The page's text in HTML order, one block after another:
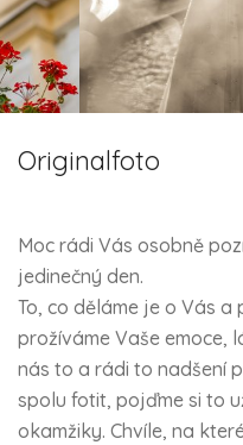
Originalfoto
Moc rádi Vás osobně
jedinečný den.
To, co děláme je o Vás
prožíváme Vaše emoce,
nás to a rádi to nadšení
spolu fotit, pojďme si to
okamžiky. Chvíle, na